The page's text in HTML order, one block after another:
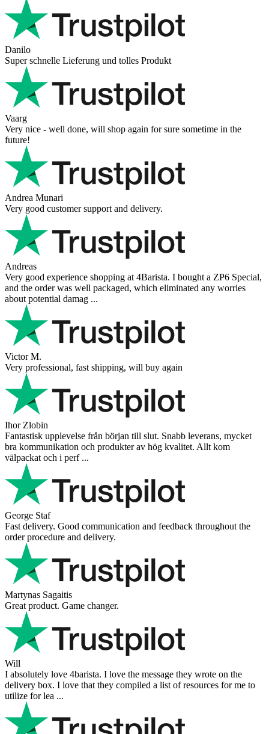
Danilo
Super schnelle Lieferung und tolles Produkt
Vaarg
Very nice - well done, will shop again for sure sometime in the
future!
Andrea Munari
Very good customer support and delivery.
Andreas
Very good experience shopping at 4Barista. I bought a ZP6 Special,
and the order was well packaged, which eliminated any worries
about potential damag ...
Victor M.
Very professional, fast shipping, will buy again
Ihor Zlobin
Fantastisk upplevelse från början till slut. Snabb leverans, mycket
bra kommunikation och produkter av hög kvalitet. Allt kom
välpackat och i perf ...
George Staf
Fast delivery. Good communication and feedback throughout the
order procedure and delivery.
Martynas Sagaitis
Great product. Game changer.
Will
I absolutely love 4barista. I love the message they wrote on the
delivery box. I love that they compiled a list of resources for me to
utilize for lea ...